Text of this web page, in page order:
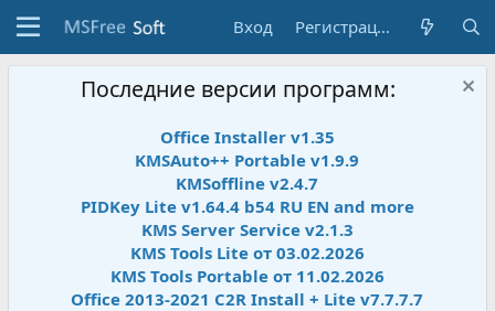
Вход Регистрация
Последние версии программ:
Office Installer v1.35
KMSAuto++ Portable v1.9.9
KMSoffline v2.4.7
PIDKey Lite v1.64.4 b54 RU EN and more
KMS Server Service v2.1.3
KMS Tools Lite от 03.02.2026
KMS Tools Portable от 11.02.2026
Office 2013-2021 C2R Install + Lite v7.7.7.7